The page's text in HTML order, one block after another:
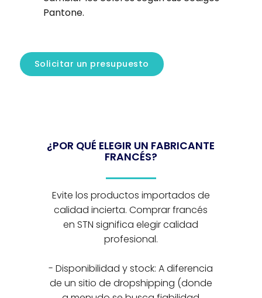
Pantone.
Solicitar un presupuesto
¿POR QUÉ ELEGIR UN FABRICANTE
FRANCÉS?
Evite los productos importados de
calidad incierta. Comprar francés
en STN significa elegir calidad
profesional.
- Disponibilidad y stock: A diferencia
de un sitio de dropshipping (donde